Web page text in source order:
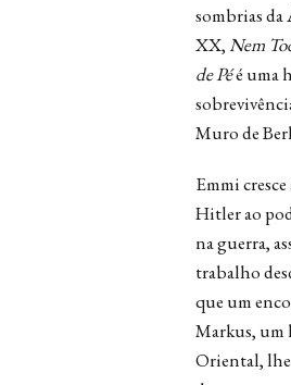
sombrias da
XX,Nem
de Péé uma
Muro de
Emmi cresce
Hitler ao
na guerra,
trabalho
que um
Markus, um
Oriental,